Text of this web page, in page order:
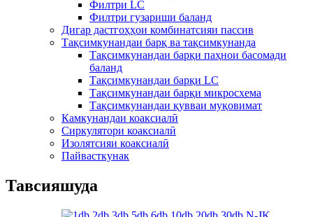
Филтри LC
Филтри гузариши баланд
Дигар дастгоҳҳои комбинатсияи пассив
Тақсимкунандаи барқ ​​ва тақсимкунанда
Тақсимкунандаи барқи паҳнои басомади
баланд
Тақсимкунандаи барқи LC
Тақсимкунандаи барқи микросхема
Тақсимкунандаи қувваи муқовимат
Камкунандаи коаксиалӣ
Сиркулятори коаксиалӣ
Изолятсияи коаксиалӣ
Пайвасткунак
Тавсияшуда